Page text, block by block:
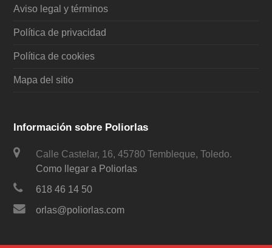
Aviso legal y términos
Política de privacidad
Política de cookies
Mapa del sitio
Información sobre Poliorlas
Calle Castelar, 16, 45780 Tembleque, Toledo.
Como llegar a Poliorlas
618 46 14 50
orlas@poliorlas.com